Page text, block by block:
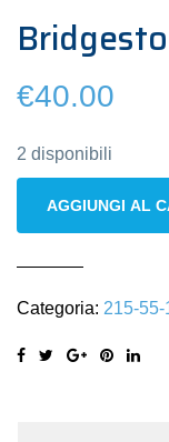
€40.00
2 disponibili
quantità
AGGIUNGI AL
Categoria: 215-55-